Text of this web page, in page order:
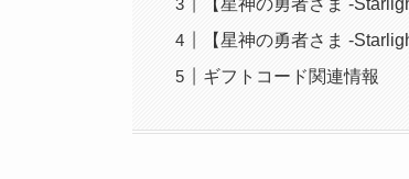
【星神の勇者さま -
ギフトコード関連情報